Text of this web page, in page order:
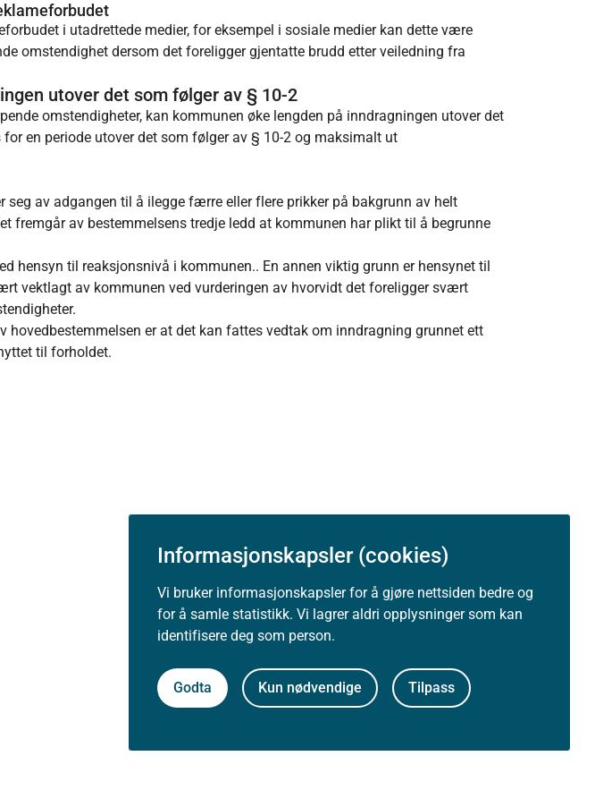
Informasjonskapsler (cookies)
Vi bruker informasjonskapsler for å gjøre nettsiden bedre og
for å samle statistikk. Vi lagrer aldri opplysninger som kan
identifisere deg som person.
Godta Kun nødvendige Tilpass
i utadrettede medier, for eksempel i sosiale medier kan dette være
omstendighet dersom det foreligger gjentatte brudd etter veiledning fra
utover det som følger av § 10-2
omstendigheter, kan kommunen øke lengden på inndragningen utover det
en periode utover det som følger av § 10-2 og maksimalt ut
av adgangen til å ilegge færre eller flere prikker på bakgrunn av helt
fremgår av bestemmelsens tredje ledd at kommunen har plikt til å begrunne
hensyn til reaksjonsnivå i kommunen.. En annen viktig grunn er hensynet til
vektlagt av kommunen ved vurderingen av hvorvidt det foreligger svært
er at det kan fattes vedtak om inndragning grunnet ett
til forholdet.